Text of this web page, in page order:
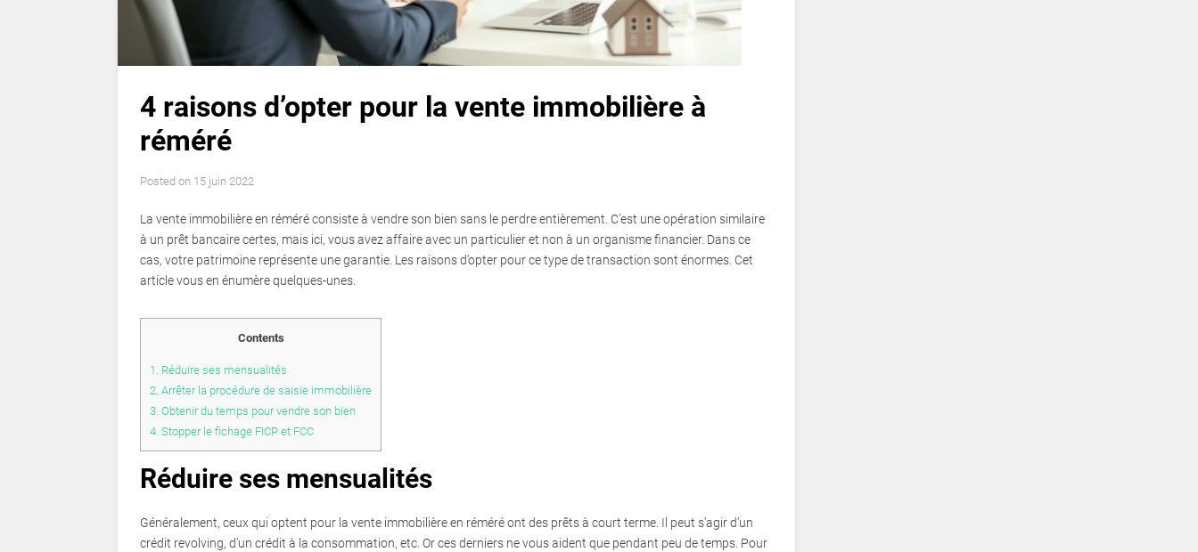
4 raisons d’opter pour la vente immobilière à
réméré
Posted on 15 juin 2022
La vente immobilière en réméré consiste à vendre son bien sans le perdre entièrement. C’est une opération similaire
à un prêt bancaire certes, mais ici, vous avez affaire avec un particulier et non à un organisme financier. Dans ce
cas, votre patrimoine représente une garantie. Les raisons d’opter pour ce type de transaction sont énormes. Cet
article vous en énumère quelques-unes.
Contents
1. Réduire ses mensualités
2. Arrêter la procédure de saisie immobilière
3. Obtenir du temps pour vendre son bien
4. Stopper le fichage FICP et FCC
Réduire ses mensualités
Généralement, ceux qui optent pour la vente immobilière en réméré ont des prêts à court terme. Il peut s’agir d’un
crédit revolving, d’un crédit à la consommation, etc. Or ces derniers ne vous aident que pendant peu de temps. Pour